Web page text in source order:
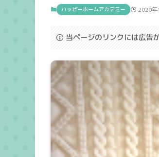
ハッピーホームアカデミー 2020年
当ページのリンクには広告